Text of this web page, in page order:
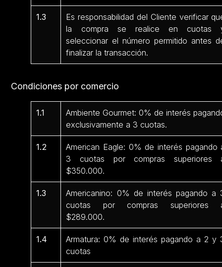
1.3
Es responsabilidad del Cliente verificar
la compra se realice en cuotas
seleccionar el número permitido antes
finalizar la transacción.
Condiciones por comercio
1.1
Ambiente Gourmet: 0% de interés
exclusivamente a 3 cuotas.
1.2
American Eagle: 0% de interés pagando
3 cuotas por compras superiores
$350.000.
1.3
Americanino: 0% de interés pagando a
cuotas por compras superiores
$289.000.
1.4
Armatura: 0% de interés pagando a 2 y
cuotas